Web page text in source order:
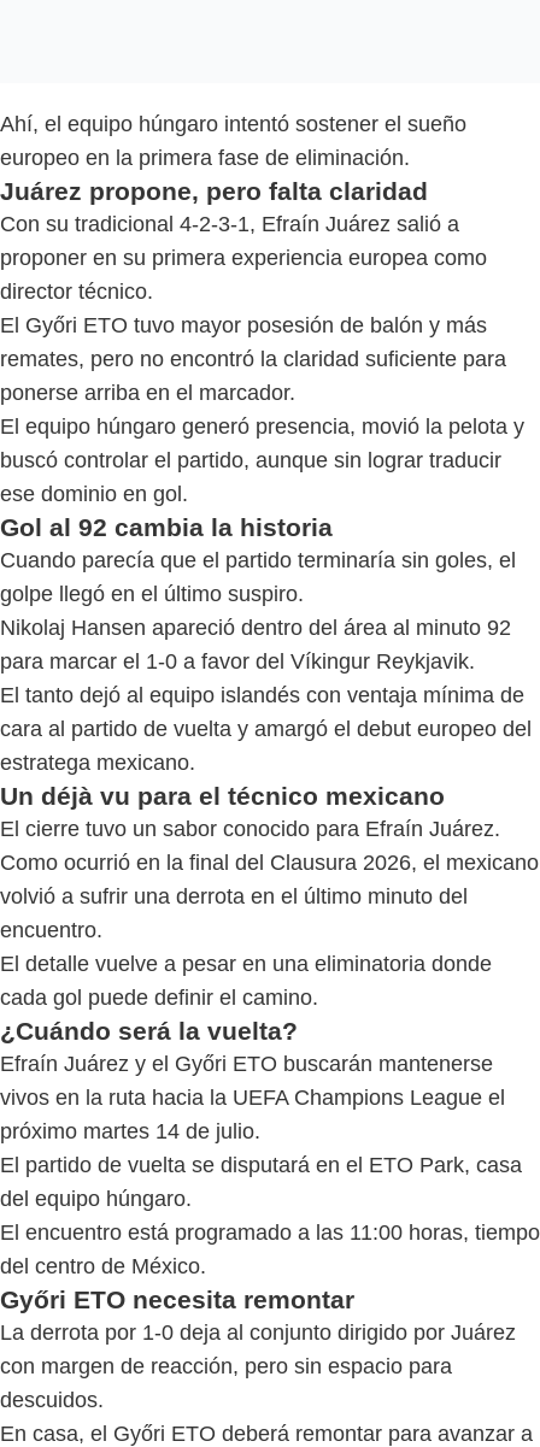
Ahí, el equipo húngaro intentó sostener el sueño
europeo en la primera fase de eliminación.
Juárez propone, pero falta claridad
Con su tradicional 4-2-3-1, Efraín Juárez salió a
proponer en su primera experiencia europea como
director técnico.
El Győri ETO tuvo mayor posesión de balón y más
remates, pero no encontró la claridad suficiente para
ponerse arriba en el marcador.
El equipo húngaro generó presencia, movió la pelota y
buscó controlar el partido, aunque sin lograr traducir
ese dominio en gol.
Gol al 92 cambia la historia
Cuando parecía que el partido terminaría sin goles, el
golpe llegó en el último suspiro.
Nikolaj Hansen apareció dentro del área al minuto 92
para marcar el 1-0 a favor del Víkingur Reykjavik.
El tanto dejó al equipo islandés con ventaja mínima de
cara al partido de vuelta y amargó el debut europeo del
estratega mexicano.
Un déjà vu para el técnico mexicano
El cierre tuvo un sabor conocido para Efraín Juárez.
Como ocurrió en la final del Clausura 2026, el mexicano
volvió a sufrir una derrota en el último minuto del
encuentro.
El detalle vuelve a pesar en una eliminatoria donde
cada gol puede definir el camino.
¿Cuándo será la vuelta?
Efraín Juárez y el Győri ETO buscarán mantenerse
vivos en la ruta hacia la UEFA Champions League el
próximo martes 14 de julio.
El partido de vuelta se disputará en el ETO Park, casa
del equipo húngaro.
El encuentro está programado a las 11:00 horas, tiempo
del centro de México.
Győri ETO necesita remontar
La derrota por 1-0 deja al conjunto dirigido por Juárez
con margen de reacción, pero sin espacio para
descuidos.
En casa, el Győri ETO deberá remontar para avanzar a